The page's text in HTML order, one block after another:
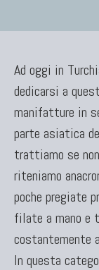
Ad oggi in
dedicarsi a
manifatture in
parte asiatica
trattiamo se
riteniamo
poche pregiate
filate a mano e
costantemente
In questa